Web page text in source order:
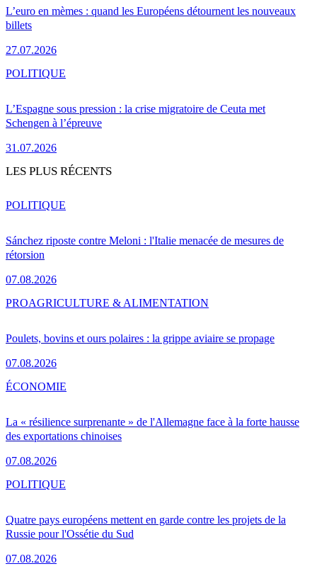
L’euro en mèmes : quand les Européens détournent les nouveaux
billets
27.07.2026
L’Espagne sous pression : la crise migratoire de Ceuta met
Schengen à l’épreuve
31.07.2026
POLITIQUE
LES PLUS RÉCENTS
Sánchez riposte contre Meloni : l'Italie menacée de mesures de
rétorsion
07.08.2026
POLITIQUE
Poulets, bovins et ours polaires : la grippe aviaire se propage
07.08.2026
PROAGRICULTURE & ALIMENTATION
La « résilience surprenante » de l'Allemagne face à la forte hausse
des exportations chinoises
07.08.2026
ÉCONOMIE
Quatre pays européens mettent en garde contre les projets de la
Russie pour l'Ossétie du Sud
07.08.2026
POLITIQUE